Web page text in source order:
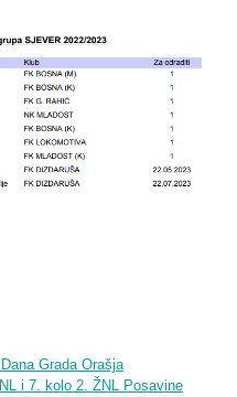
Grada Orašja
i 7. kolo 2. ŽNL Posavine